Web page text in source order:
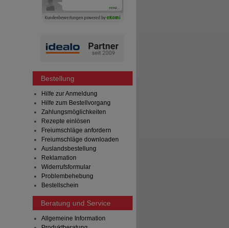
Bestellung
Hilfe zur Anmeldung
Hilfe zum Bestellvorgang
Zahlungsmöglichkeiten
Rezepte einlösen
Freiumschläge anfordern
Freiumschläge downloaden
Auslandsbestellung
Reklamation
Widerrufsformular
Problembehebung
Bestellschein
Beratung und Service
Allgemeine Information